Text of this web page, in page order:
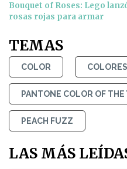
Bouquet of Roses: Lego
rosas rojas para armar
TEMAS
COLOR COLORES
PANTONE COLOR OF
PEACH FUZZ
LAS MÁS